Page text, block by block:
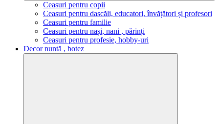
Ceasuri pentru copii
Ceasuri pentru dascăli, educatori, învățători și profesori
Ceasuri pentru familie
Ceasuri pentru nași, nani , părinți
Ceasuri pentru profesie, hobby-uri
Decor nuntă , botez